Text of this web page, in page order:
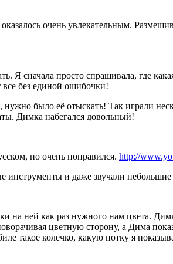
очень увлекательным.
Я сначала просто спрашивала, где
без единой ошибочки!
было её отыскать! Так играли
Димка набегался довольный!
но очень понравился. http://
инструменты и даже звучали
на ней как раз нужного нам цвета.
цветную сторону, а Дима
такое колечко, какую нотку я